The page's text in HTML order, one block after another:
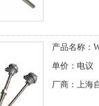
产品名称：
单价：电议
厂商：上海